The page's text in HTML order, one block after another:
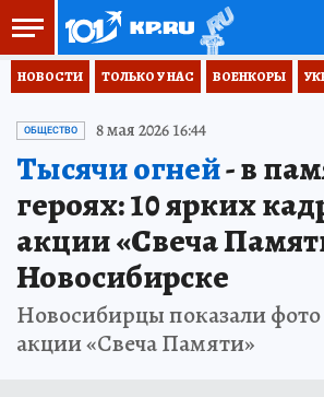
НОВОСТИ ТОЛЬКО У НАС ВОЕНКОРЫ
ОБЩЕСТВО 8 мая 2026 16:44
Тысячи огней- в
героях: 10 ярких
акции «Свеча
Новосибирске
Новосибирцы показали фото
акции «Свеча Памяти»